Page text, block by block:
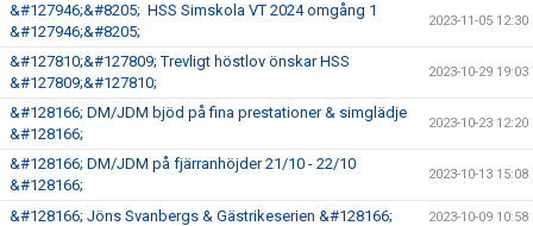
&#127946;&#8205; HSS Simskola VT 2024 omgång 1
&#127946;&#8205;
2023-11-05 12:30
&#127810;&#127809; Trevligt höstlov önskar HSS
&#127809;&#127810;
2023-10-29 19:03
&#128166; DM/JDM bjöd på fina prestationer & simglädje
&#128166;
2023-10-23 12:20
&#128166; DM/JDM på fjärranhöjder 21/10 - 22/10
&#128166;
2023-10-13 15:08
&#128166; Jöns Svanbergs & Gästrikeserien &#128166; 2023-10-09 10:58